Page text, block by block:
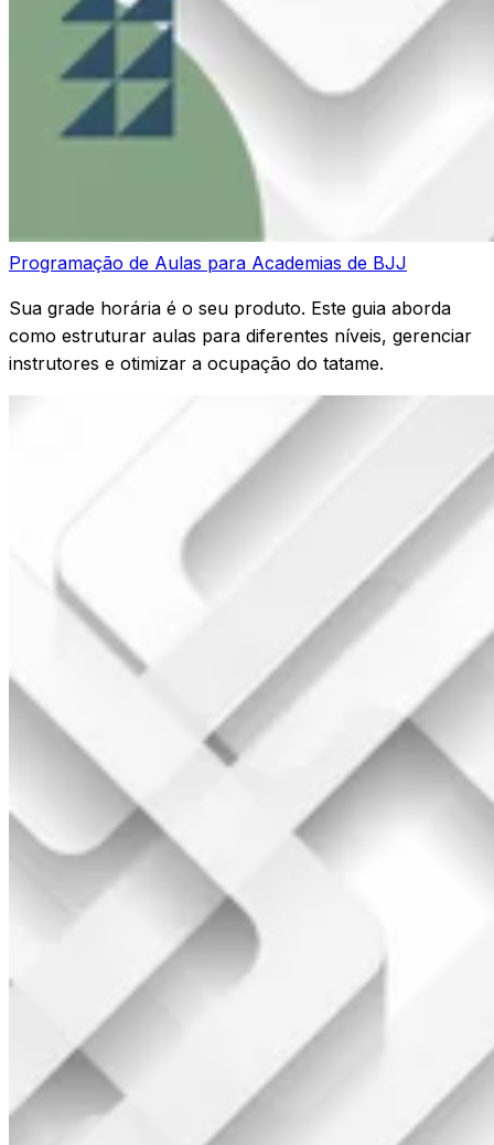
Programação de Aulas para Academias de BJJ
Sua grade horária é o seu produto. Este guia aborda
como estruturar aulas para diferentes níveis, gerenciar
instrutores e otimizar a ocupação do tatame.